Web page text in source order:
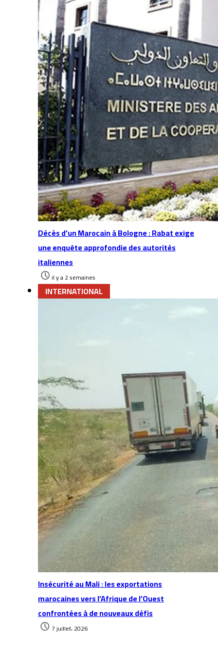
Décès d’un Marocain à Bologne : Rabat exige
une enquête approfondie des autorités
italiennes
il y a 2 semaines
INTERNATIONAL
Insécurité au Mali : les exportations
marocaines vers l’Afrique de l’Ouest
confrontées à de nouveaux défis
7 juillet، 2026